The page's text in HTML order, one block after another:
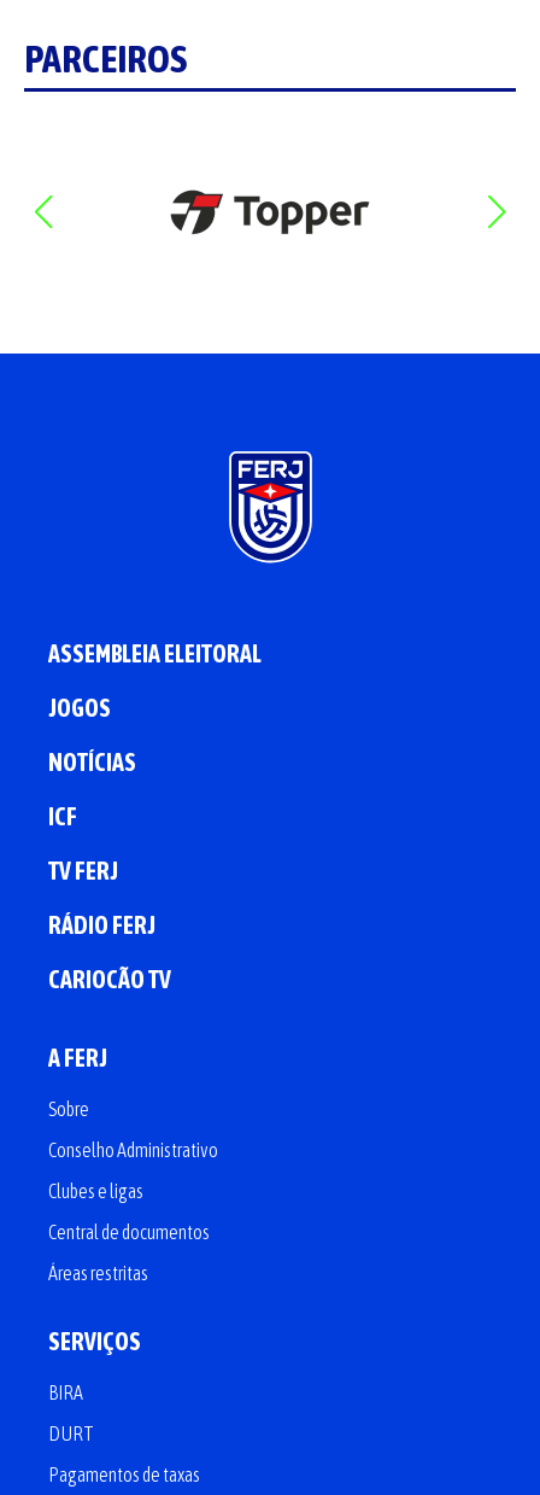
PARCEIROS
ASSEMBLEIA ELEITORAL
JOGOS
NOTÍCIAS
ICF
TV FERJ
RÁDIO FERJ
CARIOCÃO TV
A FERJ
Sobre
Conselho Administrativo
Clubes e ligas
Central de documentos
Áreas restritas
SERVIÇOS
BIRA
DURT
Pagamentos de taxas